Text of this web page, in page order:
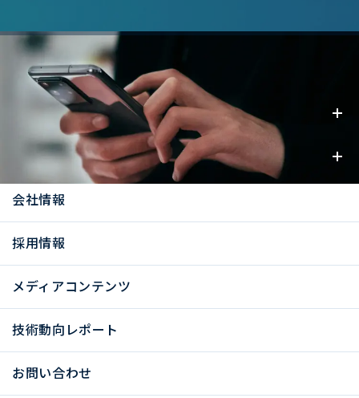
事業内容
お知らせ
会社情報
採用情報
メディアコンテンツ
技術動向レポート
お問い合わせ